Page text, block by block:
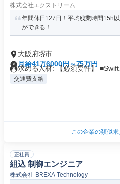
株式会社エクストリーム
年間休日127日！平均残業時間15h
ができる！
大阪府堺市
月給41万6000円～75万円
求める人材: 【必須要件】
交通費支給
この企業の類似求
正社員
組込 制御エンジニア
株式会社 BREXA Technology